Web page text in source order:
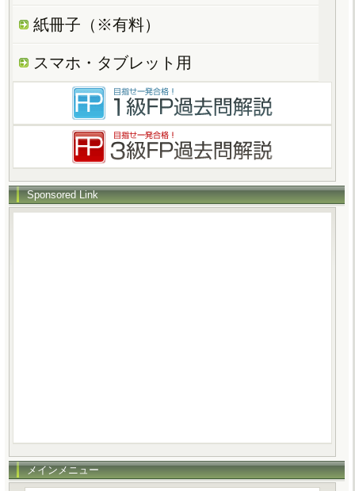
紙冊子（※有料）
スマホ・タブレット用
Sponsored Link
メインメニュー